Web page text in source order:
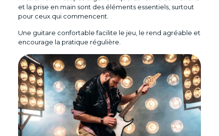
et la prise en main sont des éléments essentiels, surtout
pour ceux qui commencent.
Une guitare confortable facilite le jeu, le rend agréable et
encourage la pratique régulière.